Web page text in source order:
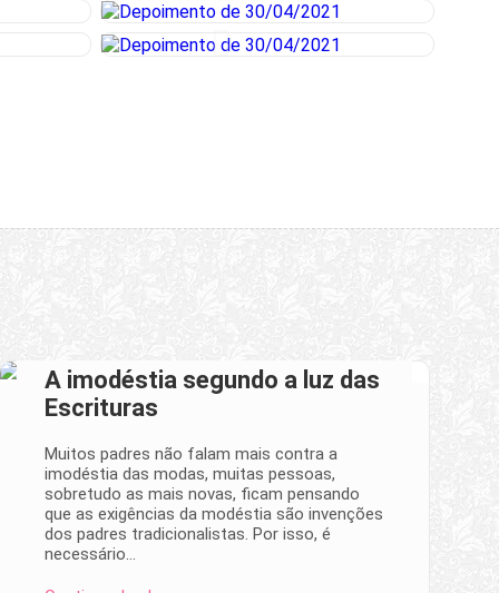
A imodéstia segundo a luz das
Escrituras
Muitos padres não falam mais contra a
imodéstia das modas, muitas pessoas,
sobretudo as mais novas, ficam pensando
que as exigências da modéstia são invenções
dos padres tradicionalistas. Por isso, é
necessário…